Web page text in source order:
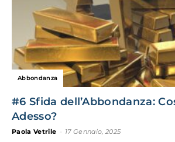
Abbondanza
#6 Sfida dell’Abbondanza:
Adesso?
Paola Vetrile 17 Gennaio, 2025